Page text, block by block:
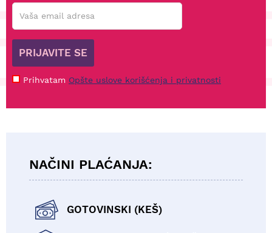
PRIJAVITE SE
Prihvatam Opšte uslove korišćenja i privatnosti
NAČINI PLAĆANJA:
GOTOVINSKI (KEŠ)